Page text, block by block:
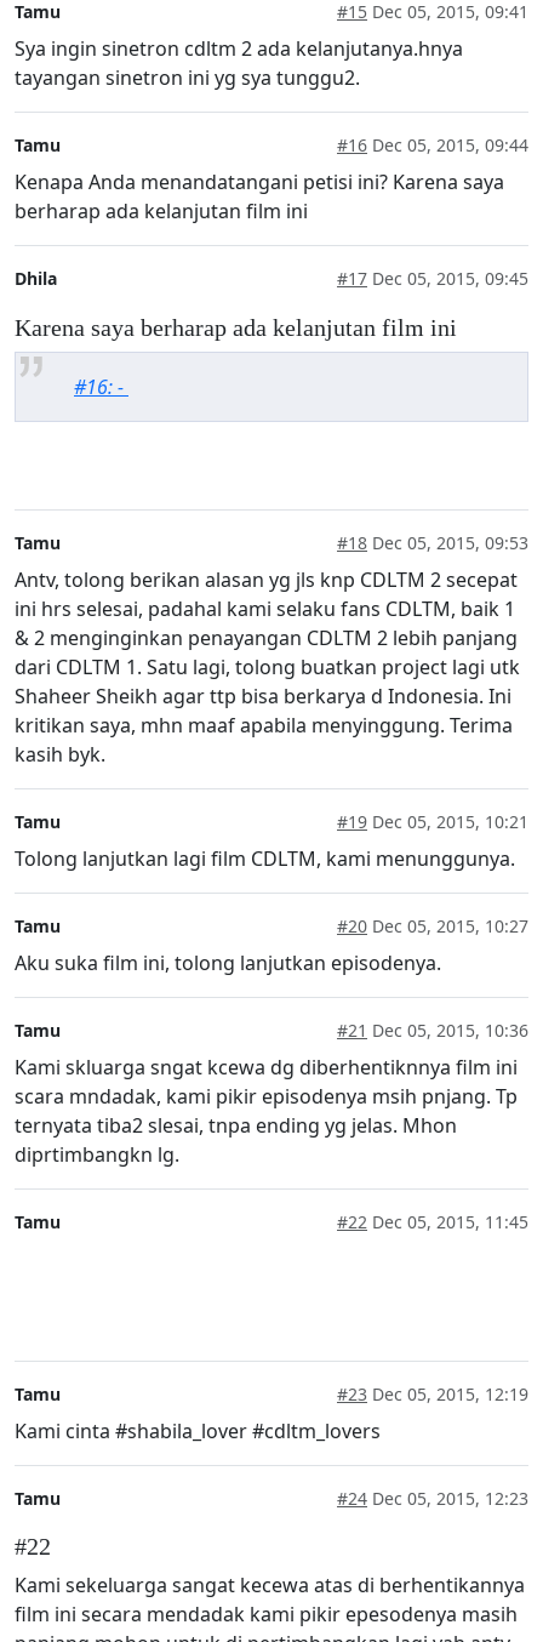
Tamu #15 Dec 05, 2015, 09:41
Sya ingin sinetron cdltm 2 ada kelanjutanya.hnya
tayangan sinetron ini yg sya tunggu2.
Tamu #16 Dec 05, 2015, 09:44
Kenapa Anda menandatangani petisi ini? Karena saya
berharap ada kelanjutan film ini
Dhila #17 Dec 05, 2015, 09:45
Karena saya berharap ada kelanjutan film ini
#16: -
Tamu #18 Dec 05, 2015, 09:53
Antv, tolong berikan alasan yg jls knp CDLTM 2 secepat
ini hrs selesai, padahal kami selaku fans CDLTM, baik 1
& 2 menginginkan penayangan CDLTM 2 lebih panjang
dari CDLTM 1. Satu lagi, tolong buatkan project lagi utk
Shaheer Sheikh agar ttp bisa berkarya d Indonesia. Ini
kritikan saya, mhn maaf apabila menyinggung. Terima
kasih byk.
Tamu #19 Dec 05, 2015, 10:21
Tolong lanjutkan lagi film CDLTM, kami menunggunya.
Tamu #20 Dec 05, 2015, 10:27
Aku suka film ini, tolong lanjutkan episodenya.
Tamu #21 Dec 05, 2015, 10:36
Kami skluarga sngat kcewa dg diberhentiknnya film ini
scara mndadak, kami pikir episodenya msih pnjang. Tp
ternyata tiba2 slesai, tnpa ending yg jelas. Mhon
diprtimbangkn lg.
Tamu #22 Dec 05, 2015, 11:45
Tamu #23 Dec 05, 2015, 12:19
Kami cinta #shabila_lover #cdltm_lovers
Tamu #24 Dec 05, 2015, 12:23
#22
Kami sekeluarga sangat kecewa atas di berhentikannya
film ini secara mendadak kami pikir epesodenya masih